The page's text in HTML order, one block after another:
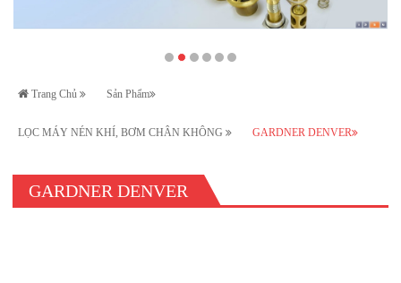
Trang Chủ Sản Phẩm
LỌC MÁY NÉN KHÍ, BƠM CHÂN KHÔNG GARDNER DENVER
GARDNER DENVER